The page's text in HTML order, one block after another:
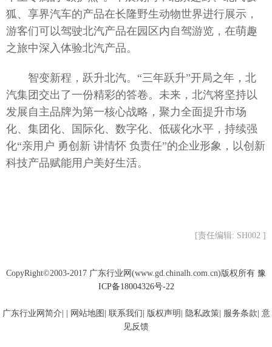
狐、享界汽车的产品在长隆野生动物世界进行展示，
游客们可以驾驶北汽产品在园区内自驾游览，在萌趣
之旅中深入体验北汽产品。
智变新程，跃升北汽。“三年跃升”开局之年，北
汽集团交出了一份精彩的答卷。未来，北汽将坚持以
发展自主品牌为第一核心战略，聚力全面提升市场
化、集团化、国际化、数字化、低碳化水平，持续强
化“亲用户 勇创新 讲情怀 负责任”的企业形象，以创新
科技产品赋能用户美好生活。
[责任编辑: SH002 ]
CopyRight©2003-2017 广东行业网(www.gd.chinalh.com.cn)版权所有 豫
ICP备18004326号-22
广东行业网简介| | 网站地图| 联系我们| 版权声明| 隐私政策| 服务条款| 意
见反馈